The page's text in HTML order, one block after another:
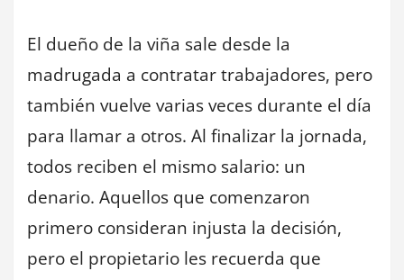
El dueño de la viña sale desde la
madrugada a contratar trabajadores, pero
también vuelve varias veces durante el día
para llamar a otros. Al finalizar la jornada,
todos reciben el mismo salario: un
denario. Aquellos que comenzaron
primero consideran injusta la decisión,
pero el propietario les recuerda que